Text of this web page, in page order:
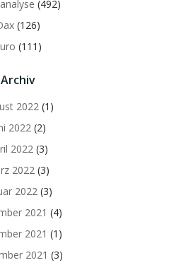
(492)
(126)
(111)
Archiv
2022 (1)
2022 (2)
2022 (3)
2022 (3)
2022 (3)
2021 (4)
2021 (1)
2021 (3)